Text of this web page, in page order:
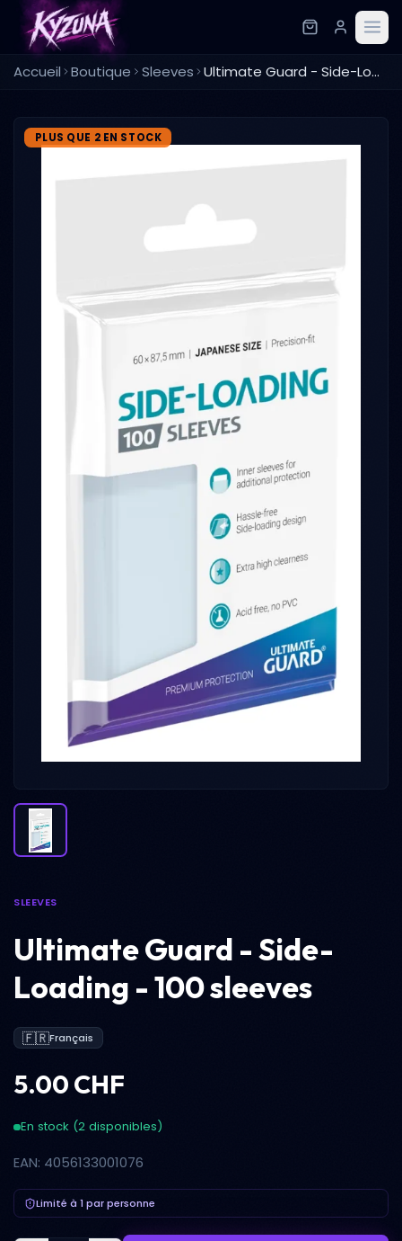
Accueil Boutique Sleeves Ultimate Guard - Side-Loading - 100 sleeves
PLUS QUE 2 EN STOCK
SLEEVES
Ultimate Guard - Side-
Loading - 100 sleeves
🇫🇷Français
5.00 CHF
En stock (2 disponibles)
EAN: 4056133001076
Limité à 1 par personne